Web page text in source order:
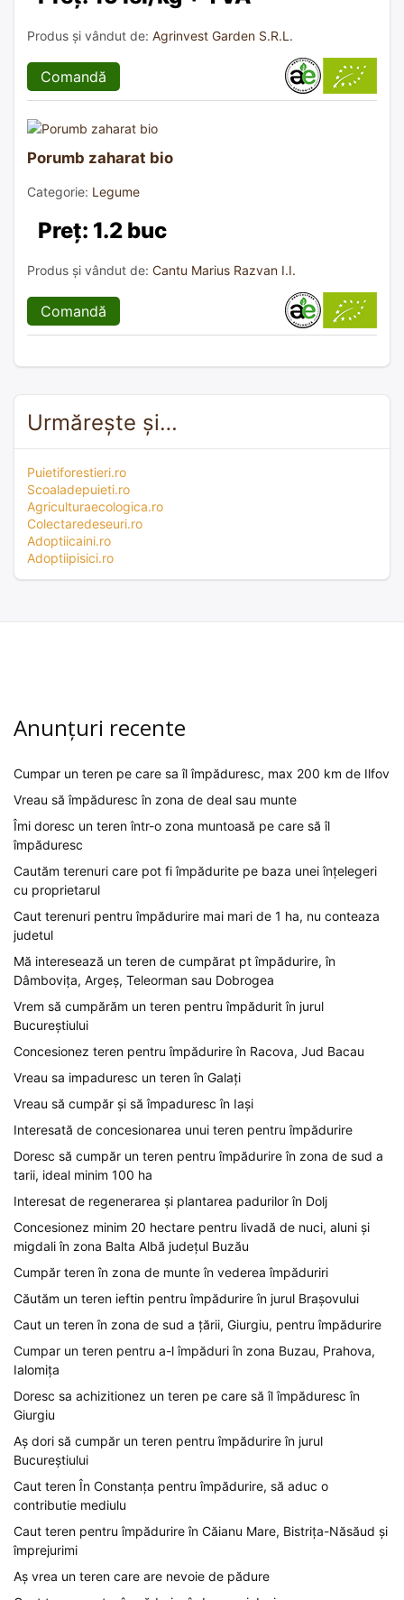
Produs și vândut de: Agrinvest Garden S.R.L.
Comandă
Porumb zaharat bio
Categorie: Legume
Preț: 1.2 buc
Produs și vândut de: Cantu Marius Razvan I.I.
Comandă
Urmărește și…
Puietiforestieri.ro
Scoaladepuieti.ro
Agriculturaecologica.ro
Colectaredeseuri.ro
Adoptiicaini.ro
Adoptiipisici.ro
Anunțuri recente
Cumpar un teren pe care sa îl împăduresc, max 200 km de Ilfov
Vreau să împăduresc în zona de deal sau munte
Îmi doresc un teren într-o zona muntoasă pe care să îl
împăduresc
Cautăm terenuri care pot fi împădurite pe baza unei înțelegeri
cu proprietarul
Caut terenuri pentru împădurire mai mari de 1 ha, nu conteaza
judetul
Mă interesează un teren de cumpărat pt împădurire, în
Dâmbovița, Argeș, Teleorman sau Dobrogea
Vrem să cumpărăm un teren pentru împădurit în jurul
Bucureștiului
Concesionez teren pentru împădurire în Racova, Jud Bacau
Vreau sa impaduresc un teren în Galați
Vreau să cumpăr și să împaduresc în Iași
Interesată de concesionarea unui teren pentru împădurire
Doresc să cumpăr un teren pentru împădurire în zona de sud a
tarii, ideal minim 100 ha
Interesat de regenerarea și plantarea padurilor în Dolj
Concesionez minim 20 hectare pentru livadă de nuci, aluni și
migdali în zona Balta Albă județul Buzău
Cumpăr teren în zona de munte în vederea împăduriri
Căutăm un teren ieftin pentru împădurire în jurul Brașovului
Caut un teren în zona de sud a țării, Giurgiu, pentru împădurire
Cumpar un teren pentru a-l împăduri în zona Buzau, Prahova,
Ialomița
Doresc sa achizitionez un teren pe care să îl împăduresc în
Giurgiu
Aș dori să cumpăr un teren pentru împădurire în jurul
Bucureștiului
Caut teren În Constanța pentru împădurire, să aduc o
contributie mediulu
Caut teren pentru împădurire în Căianu Mare, Bistrița-Năsăud și
împrejurimi
Aș vrea un teren care are nevoie de pădure